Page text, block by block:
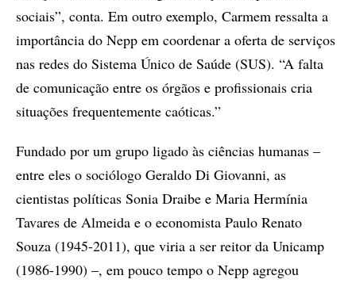
sociais”, conta. Em outro exemplo, Carmem ressalta a
importância do Nepp em coordenar a oferta de serviços
nas redes do Sistema Único de Saúde (SUS). “A falta
de comunicação entre os órgãos e profissionais cria
situações frequentemente caóticas.”
Fundado por um grupo ligado às ciências humanas –
entre eles o sociólogo Geraldo Di Giovanni, as
cientistas políticas Sonia Draibe e Maria Hermínia
Tavares de Almeida e o economista Paulo Renato
Souza (1945-2011), que viria a ser reitor da Unicamp
(1986-1990) –, em pouco tempo o Nepp agregou